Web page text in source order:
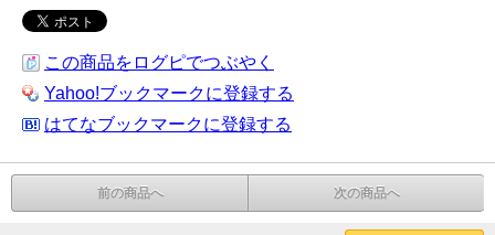
この商品をログピでつぶやく
Yahoo!ブックマークに登録する
はてなブックマークに登録する
前の商品へ 次の商品へ